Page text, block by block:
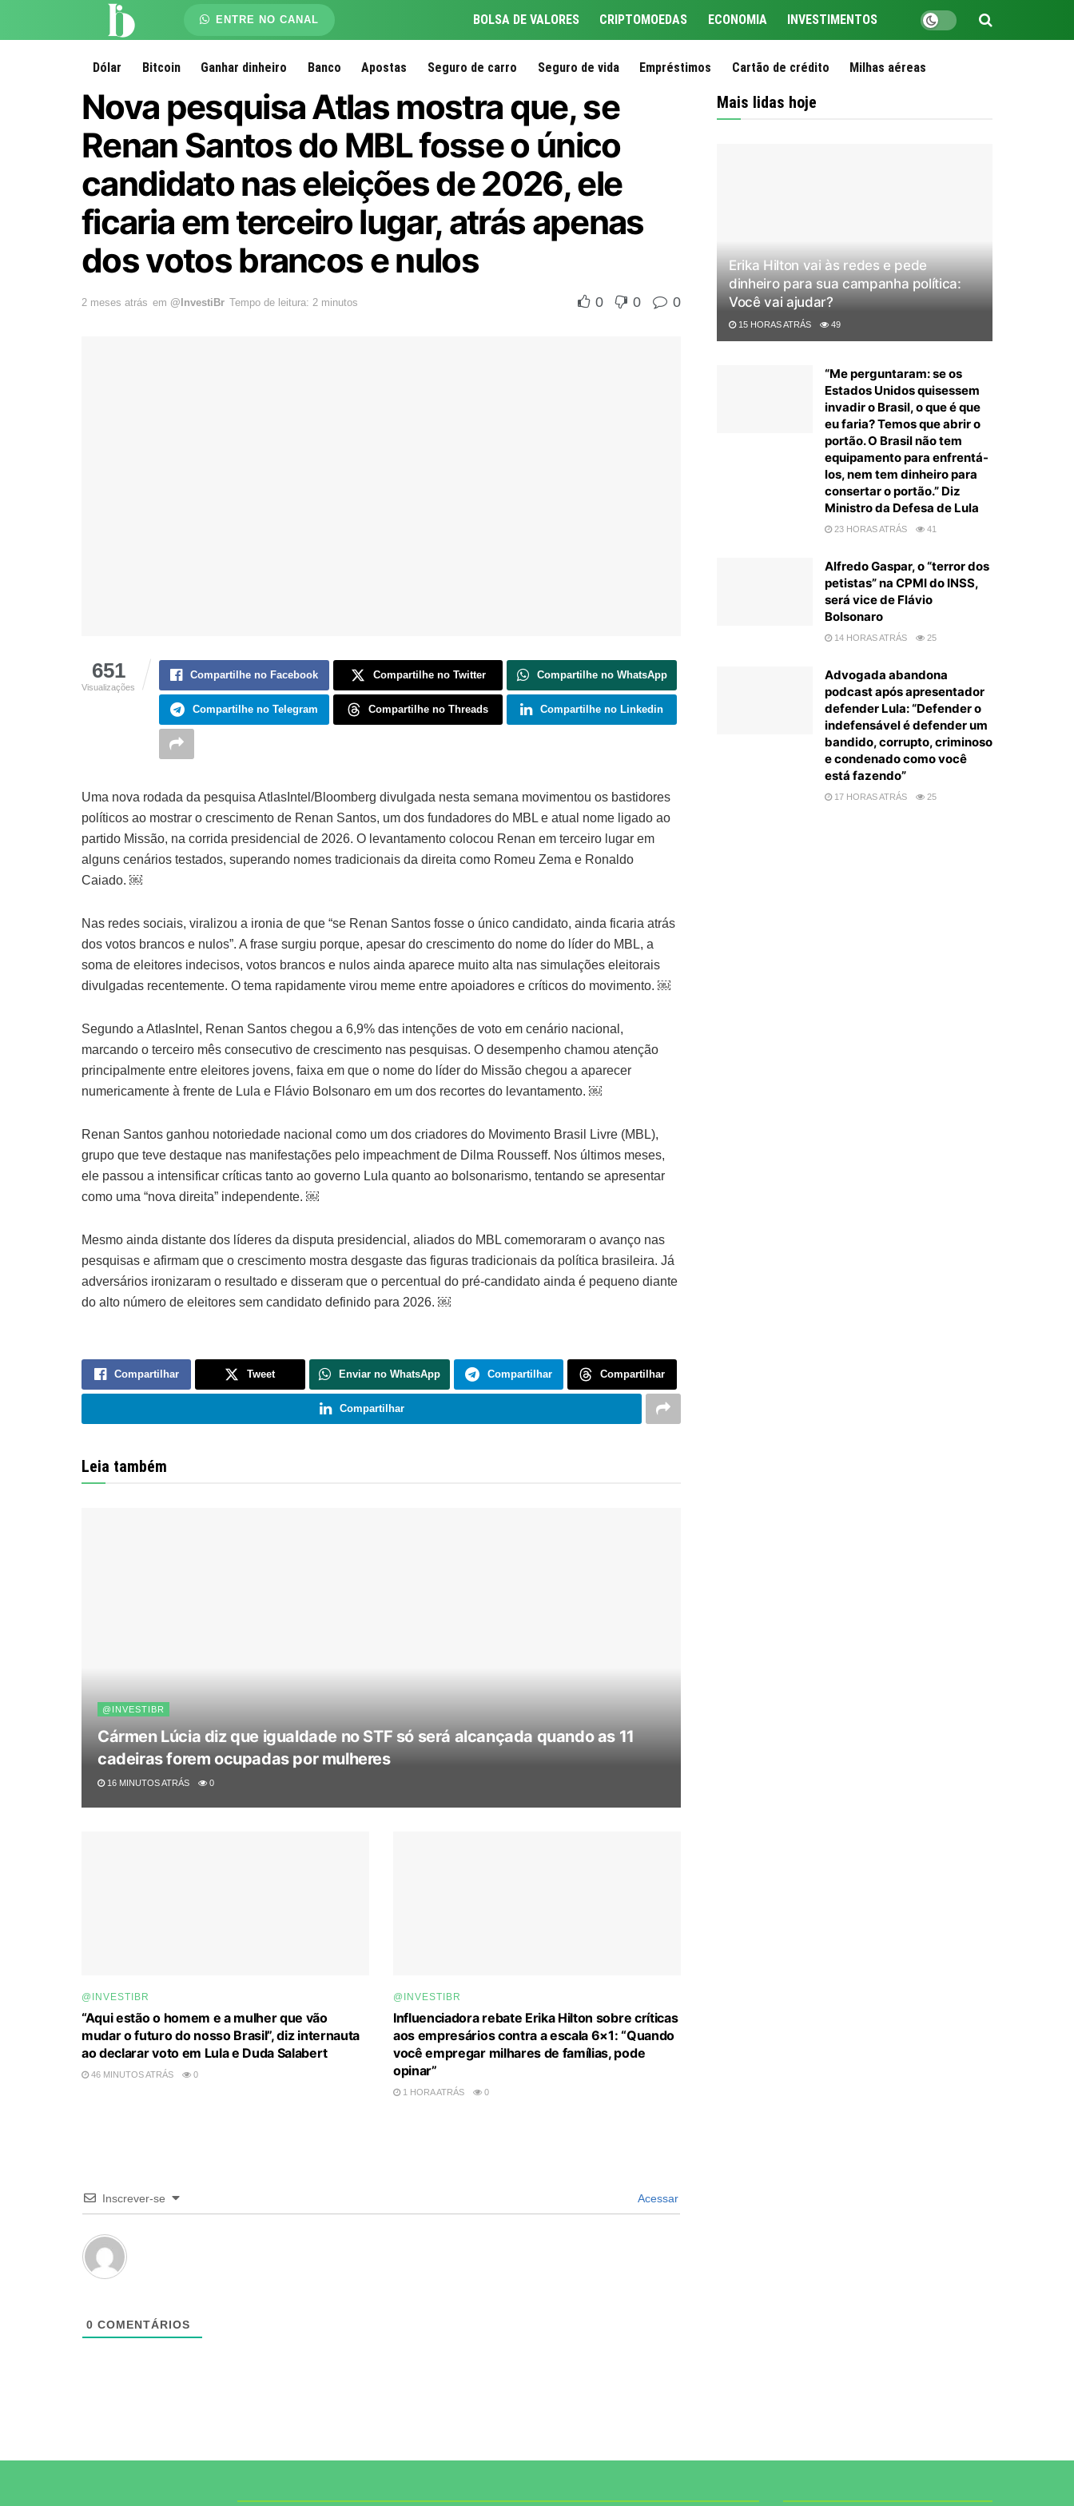
ENTRE NO CANAL BOLSA DE VALORES CRIPTOMOEDAS ECONOMIA INVESTIMENTOS
Dólar Bitcoin Ganhar dinheiro Banco Apostas Seguro de carro Seguro de vida Empréstimos Cartão de crédito Milhas aéreas
Nova pesquisa Atlas mostra que, se
Renan Santos do MBL fosse o único
candidato nas eleições de 2026, ele
ficaria em terceiro lugar, atrás apenas
dos votos brancos e nulos
2 meses atrás em @InvestiBr Tempo de leitura: 2 minutos 0 0 0
651
Visualizações
Compartilhe no Facebook Compartilhe no Twitter Compartilhe no WhatsApp
Compartilhe no Telegram Compartilhe no Threads Compartilhe no Linkedin
Uma nova rodada da pesquisa AtlasIntel/Bloomberg divulgada nesta semana movimentou os bastidores
políticos ao mostrar o crescimento de Renan Santos, um dos fundadores do MBL e atual nome ligado ao
partido Missão, na corrida presidencial de 2026. O levantamento colocou Renan em terceiro lugar em
alguns cenários testados, superando nomes tradicionais da direita como Romeu Zema e Ronaldo
Caiado. ￼
Nas redes sociais, viralizou a ironia de que “se Renan Santos fosse o único candidato, ainda ficaria atrás
dos votos brancos e nulos”. A frase surgiu porque, apesar do crescimento do nome do líder do MBL, a
soma de eleitores indecisos, votos brancos e nulos ainda aparece muito alta nas simulações eleitorais
divulgadas recentemente. O tema rapidamente virou meme entre apoiadores e críticos do movimento. ￼
Segundo a AtlasIntel, Renan Santos chegou a 6,9% das intenções de voto em cenário nacional,
marcando o terceiro mês consecutivo de crescimento nas pesquisas. O desempenho chamou atenção
principalmente entre eleitores jovens, faixa em que o nome do líder do Missão chegou a aparecer
numericamente à frente de Lula e Flávio Bolsonaro em um dos recortes do levantamento. ￼
Renan Santos ganhou notoriedade nacional como um dos criadores do Movimento Brasil Livre (MBL),
grupo que teve destaque nas manifestações pelo impeachment de Dilma Rousseff. Nos últimos meses,
ele passou a intensificar críticas tanto ao governo Lula quanto ao bolsonarismo, tentando se apresentar
como uma “nova direita” independente. ￼
Mesmo ainda distante dos líderes da disputa presidencial, aliados do MBL comemoraram o avanço nas
pesquisas e afirmam que o crescimento mostra desgaste das figuras tradicionais da política brasileira. Já
adversários ironizaram o resultado e disseram que o percentual do pré-candidato ainda é pequeno diante
do alto número de eleitores sem candidato definido para 2026. ￼
Compartilhar Tweet Enviar no WhatsApp Compartilhar Compartilhar
Compartilhar
Leia também
@INVESTIBR
Cármen Lúcia diz que igualdade no STF só será alcançada quando as 11
cadeiras forem ocupadas por mulheres
16 MINUTOS ATRÁS 0
@INVESTIBR
“Aqui estão o homem e a mulher que vão
mudar o futuro do nosso Brasil”, diz internauta
ao declarar voto em Lula e Duda Salabert
46 MINUTOS ATRÁS 0
@INVESTIBR
Influenciadora rebate Erika Hilton sobre críticas
aos empresários contra a escala 6×1: “Quando
você empregar milhares de famílias, pode
opinar”
1 HORA ATRÁS 0
Inscrever-se Acessar
0 COMENTÁRIOS
Mais lidas hoje
Erika Hilton vai às redes e pede
dinheiro para sua campanha política:
Você vai ajudar?
15 HORAS ATRÁS 49
“Me perguntaram: se os
Estados Unidos quisessem
invadir o Brasil, o que é que
eu faria? Temos que abrir o
portão. O Brasil não tem
equipamento para enfrentá-
los, nem tem dinheiro para
consertar o portão.” Diz
Ministro da Defesa de Lula
23 HORAS ATRÁS 41
Alfredo Gaspar, o “terror dos
petistas” na CPMI do INSS,
será vice de Flávio
Bolsonaro
14 HORAS ATRÁS 25
Advogada abandona
podcast após apresentador
defender Lula: “Defender o
indefensável é defender um
bandido, corrupto, criminoso
e condenado como você
está fazendo”
17 HORAS ATRÁS 25